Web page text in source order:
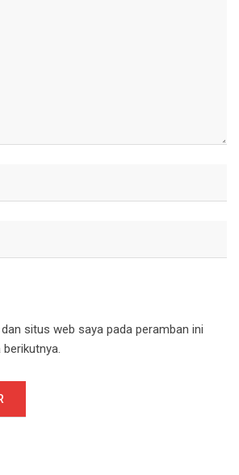
situs web saya pada peramban ini